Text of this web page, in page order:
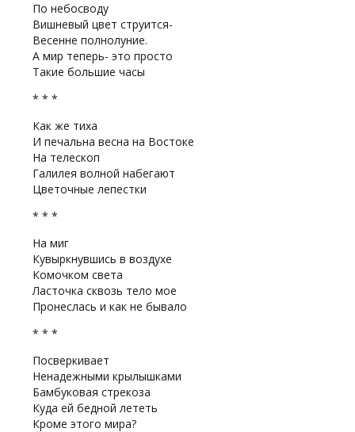
По небосводу
Вишневый цвет струится-
Весенне полнолуние.
А мир теперь- это просто
Такие большие часы
* * *
Как же тиха
И печальна весна на Востоке
На телескоп
Галилея волной набегают
Цветочные лепестки
* * *
На миг
Кувыркнувшись в воздухе
Комочком света
Ласточка сквозь тело мое
Пронеслась и как не бывало
* * *
Посверкивает
Ненадежными крылышками
Бамбуковая стрекоза
Куда ей бедной лететь
Кроме этого мира?